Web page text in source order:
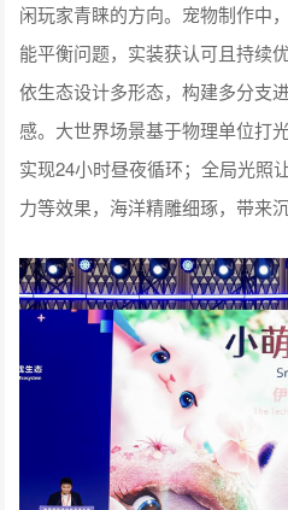
闲玩家青睐的方向。宠物制作中
能平衡问题，实装获认可且持续
依生态设计多形态，构建多分支
感。大世界场景基于物理单位打
实现24小时昼夜循环；全局光照
力等效果，海洋精雕细琢，带来沉